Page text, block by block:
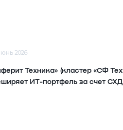
2026
Техника» (кластер «СФ
ИТ-портфель за счет